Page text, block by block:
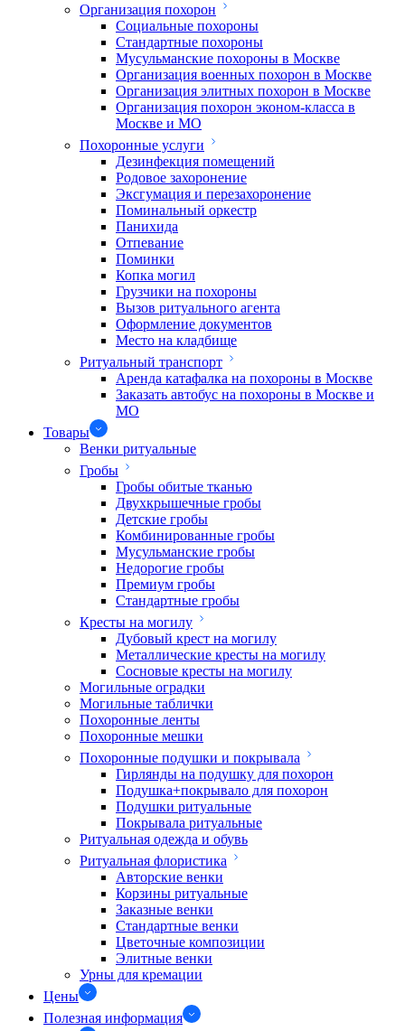
Организация похорон
Социальные похороны
Стандартные похороны
Мусульманские похороны в Москве
Организация военных похорон в Москве
Организация элитных похорон в Москве
Организация похорон эконом-класса в
Москве и МО
Похоронные услуги
Дезинфекция помещений
Родовое захоронение
Эксгумация и перезахоронение
Поминальный оркестр
Панихида
Отпевание
Поминки
Копка могил
Грузчики на похороны
Вызов ритуального агента
Оформление документов
Место на кладбище
Ритуальный транспорт
Аренда катафалка на похороны в Москве
Заказать автобус на похороны в Москве и
МО
Товары
Венки ритуальные
Гробы
Гробы обитые тканью
Двухкрышечные гробы
Детские гробы
Комбинированные гробы
Мусульманские гробы
Недорогие гробы
Премиум гробы
Стандартные гробы
Кресты на могилу
Дубовый крест на могилу
Металлические кресты на могилу
Сосновые кресты на могилу
Могильные оградки
Могильные таблички
Похоронные ленты
Похоронные мешки
Похоронные подушки и покрывала
Гирлянды на подушку для похорон
Подушка+покрывало для похорон
Подушки ритуальные
Покрывала ритуальные
Ритуальная одежда и обувь
Ритуальная флористика
Авторские венки
Корзины ритуальные
Заказные венки
Стандартные венки
Цветочные композиции
Элитные венки
Урны для кремации
Цены
Полезная информация